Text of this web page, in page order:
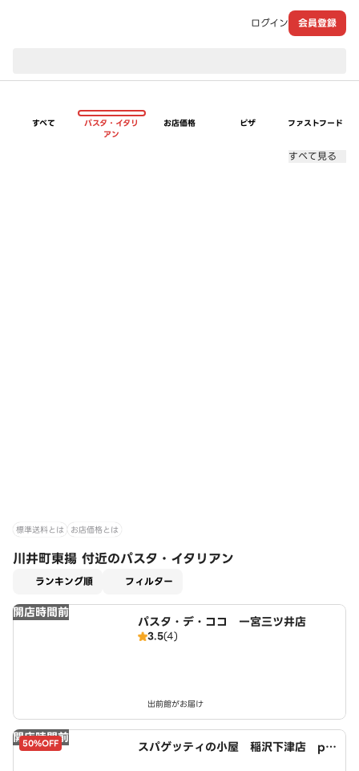
ログイン 会員登録
すべて
パスタ・イタリ
アン
お店価格 ピザ ファストフード
すべて見る
標準送料とは お店価格とは
川井町東揚 付近のパスタ・イタリアン
ランキング順 フィルター
開店時間前
パスタ・デ・ココ 一宮三ツ井店
3.5(4)
出前館がお届け
開店時間前
50%OFF
スパゲッティの小屋 稲沢下津店 po